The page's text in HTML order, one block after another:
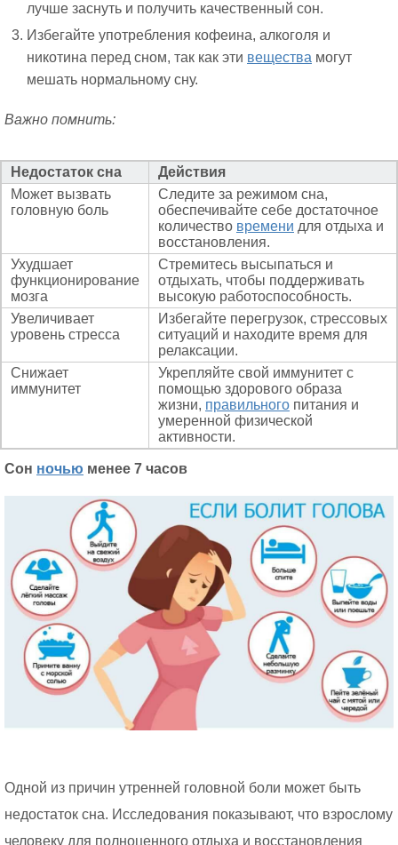
лучше заснуть и получить качественный сон.
Избегайте употребления кофеина, алкоголя и
никотина перед сном, так как эти вещества могут
мешать нормальному сну.
Важно помнить:
Недостаток сна
Действия
Может вызвать
головную боль
Следите за режимом сна,
обеспечивайте себе достаточное
количество времени для отдыха и
восстановления.
Ухудшает
функционирование
мозга
Стремитесь высыпаться и
отдыхать, чтобы поддерживать
высокую работоспособность.
Увеличивает
уровень стресса
Избегайте перегрузок, стрессовых
ситуаций и находите время для
релаксации.
Снижает
иммунитет
Укрепляйте свой иммунитет с
помощью здорового образа
жизни, правильного питания и
умеренной физической
активности.
Сон ночью менее 7 часов
Одной из причин утренней головной боли может быть
недостаток сна. Исследования показывают, что взрослому
человеку для полноценного отдыха и восстановления